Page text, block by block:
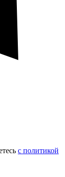
с политикой